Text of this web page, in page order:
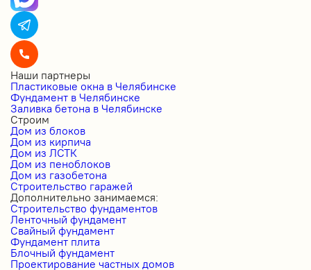
Наши партнеры
Пластиковые окна в Челябинске
Фундамент в Челябинске
Заливка бетона в Челябинске
Строим
Дом из блоков
Дом из кирпича
Дом из ЛСТК
Дом из пеноблоков
Дом из газобетона
Строительство гаражей
Дополнительно занимаемся:
Строительство фундаментов
Ленточный фундамент
Свайный фундамент
Фундамент плита
Блочный фундамент
Проектирование частных домов